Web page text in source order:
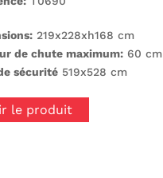
219x228xh168 cm
de chute maximum: 60 cm
sécurité 519x528 cm
le produit